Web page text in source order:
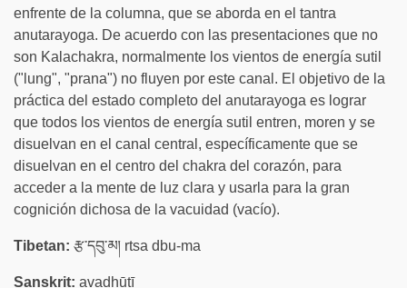
enfrente de la columna, que se aborda en el tantra
anutarayoga. De acuerdo con las presentaciones que no
son Kalachakra, normalmente los vientos de energía sutil
("lung", "prana") no fluyen por este canal. El objetivo de la
práctica del estado completo del anutarayoga es lograr
que todos los vientos de energía sutil entren, moren y se
disuelvan en el canal central, específicamente que se
disuelvan en el centro del chakra del corazón, para
acceder a la mente de luz clara y usarla para la gran
cognición dichosa de la vacuidad (vacío).
Tibetan: རྩ་དབུ་མ། rtsa dbu-ma
Sanskrit: avadhūtī